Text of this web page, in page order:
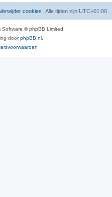
Alle tijden zijn UTC+01:00
cookies
Software © phpBB Limited
doorphpBB.nl